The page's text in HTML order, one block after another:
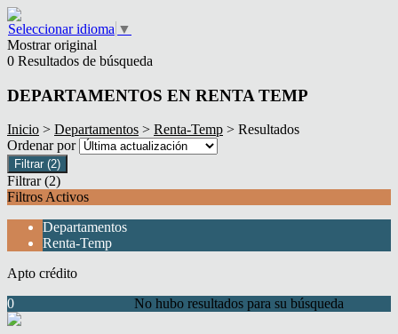
Seleccionar idioma ▼
Mostrar original
0 Resultados de búsqueda
DEPARTAMENTOS EN RENTA TEMP
Inicio > Departamentos > Renta-Temp > Resultados
Ordenar por
Filtrar (2)
Filtrar (2)
Filtros Activos
Departamentos
Renta-Temp
Apto crédito
No hubo resultados para su búsqueda
0